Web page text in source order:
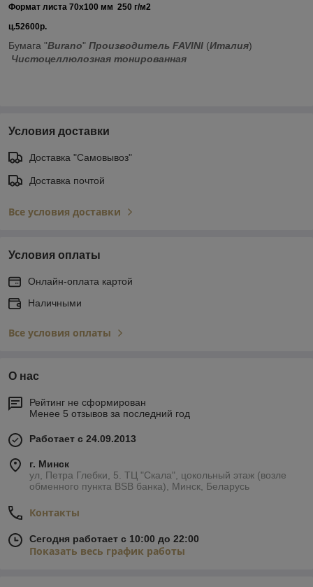
Формат листа 70х100 мм 250 г/м2
ц.52600р.
Бумага "Burano" Производитель FAVINI (Италия)
Чистоцеллюлозная тонированная
Условия доставки
Доставка "Самовывоз"
Доставка почтой
Все условия доставки
Условия оплаты
Онлайн-оплата картой
Наличными
Все условия оплаты
О нас
Рейтинг не сформирован
Менее 5 отзывов за последний год
Работает с 24.09.2013
г. Минск
ул, Петра Глебки, 5. ТЦ "Скала", цокольный этаж (возле
обменного пункта BSB банка), Минск, Беларусь
Контакты
Сегодня работает с 10:00 до 22:00
Показать весь график работы